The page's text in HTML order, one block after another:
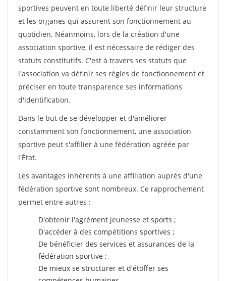
sportives peuvent en toute liberté définir leur structure
et les organes qui assurent son fonctionnement au
quotidien. Néanmoins, lors de la création d'une
association sportive, il est nécessaire de rédiger des
statuts constitutifs. C'est à travers ses statuts que
l'association va définir ses règles de fonctionnement et
préciser en toute transparence ses informations
d'identification.
Dans le but de se développer et d'améliorer
constamment son fonctionnement, une association
sportive peut s'affilier à une fédération agréée par
l'État.
Les avantages inhérents à une affiliation auprès d'une
fédération sportive sont nombreux. Ce rapprochement
permet entre autres :
D'obtenir l'agrément jeunesse et sports ;
D'accéder à des compétitions sportives ;
De bénéficier des services et assurances de la
fédération sportive ;
De mieux se structurer et d'étoffer ses